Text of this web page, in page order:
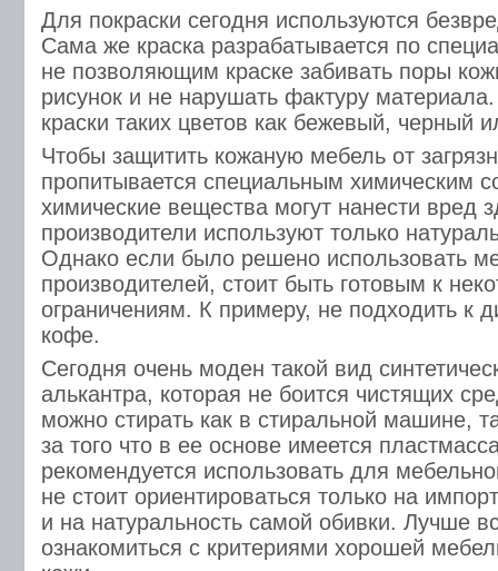
Для покраски сегодня используются
Сама же краска разрабатывается по
не позволяющим краске забивать поры
рисунок и не нарушать фактуру
краски таких цветов как бежевый, черный
Чтобы защитить кожаную мебель от
пропитывается специальным химическим
химические вещества могут нанести вред
производители используют только
Однако если было решено использовать
производителей, стоит быть готовым к
ограничениям. К примеру, не подходить к
кофе.
Сегодня очень моден такой вид
алькантра, которая не боится чистящих
можно стирать как в стиральной машине,
за того что в ее основе имеется
рекомендуется использовать для
не стоит ориентироваться только на
и на натуральность самой обивки. Лучше
ознакомиться с критериями хорошей